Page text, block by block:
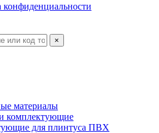
×
материалы
комплектующие
для плинтуса ПВХ